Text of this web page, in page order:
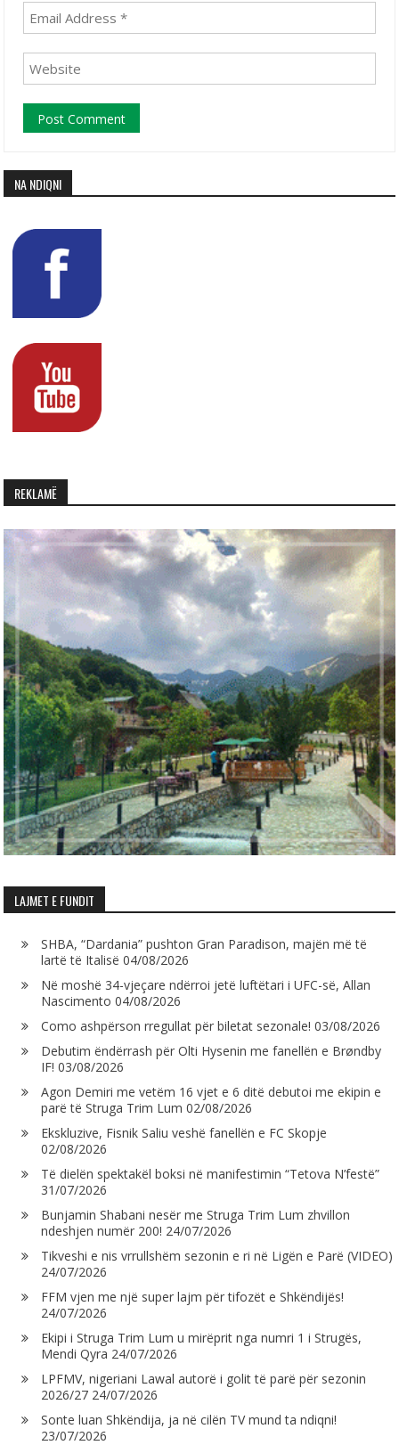
NA NDIQNI
REKLAMË
LAJMET E FUNDIT
SHBA, “Dardania” pushton Gran Paradison, majën më të
lartë të Italisë 04/08/2026
Në moshë 34-vjeçare ndërroi jetë luftëtari i UFC-së, Allan
Nascimento 04/08/2026
Como ashpërson rregullat për biletat sezonale! 03/08/2026
Debutim ëndërrash për Olti Hysenin me fanellën e Brøndby
IF! 03/08/2026
Agon Demiri me vetëm 16 vjet e 6 ditë debutoi me ekipin e
parë të Struga Trim Lum 02/08/2026
Ekskluzive, Fisnik Saliu veshë fanellën e FC Skopje
02/08/2026
Të dielën spektakël boksi në manifestimin “Tetova N’festë”
31/07/2026
Bunjamin Shabani nesër me Struga Trim Lum zhvillon
ndeshjen numër 200! 24/07/2026
Tikveshi e nis vrrullshëm sezonin e ri në Ligën e Parë (VIDEO)
24/07/2026
FFM vjen me një super lajm për tifozët e Shkëndijës!
24/07/2026
Ekipi i Struga Trim Lum u mirëprit nga numri 1 i Strugës,
Mendi Qyra 24/07/2026
LPFMV, nigeriani Lawal autorë i golit të parë për sezonin
2026/27 24/07/2026
Sonte luan Shkëndija, ja në cilën TV mund ta ndiqni!
23/07/2026